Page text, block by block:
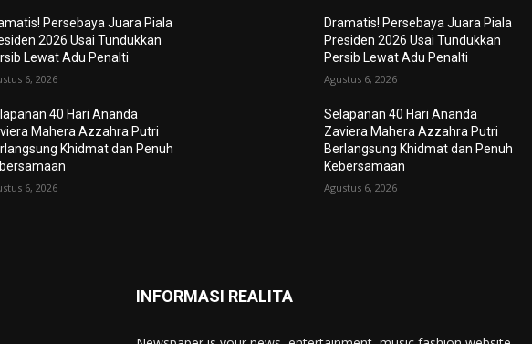
Persebaya Juara Piala
2026 Usai Tundukkan
Lewat Adu Penalti
6, 2026
40 Hari Ananda
Mahera Azzahra Putri
Khidmat dan Penuh
6, 2026
Dramatis! Persebaya Juara Piala
Presiden 2026 Usai Tundukkan
Persib Lewat Adu Penalti
Agustus 6, 2026
Selapanan 40 Hari Ananda
Zaviera Mahera Azzahra Putri
Berlangsung Khidmat dan Penuh
Kebersamaan
Agustus 6, 2026
INFORMASI REALITA